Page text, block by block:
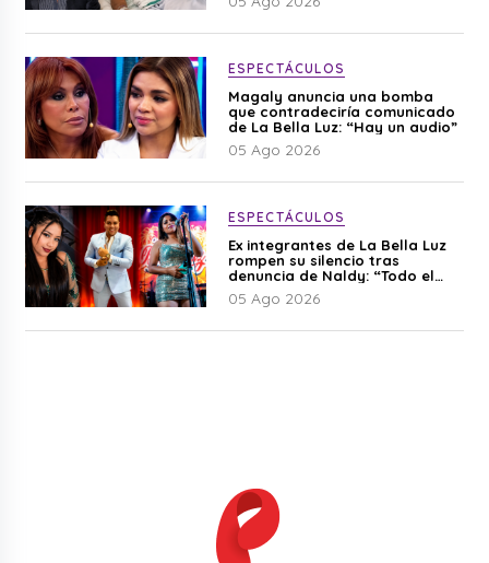
ESPECTÁCULOS
Magaly anuncia una bomba
que contradeciría comunicado
de La Bella Luz: “Hay un audio”
05 Ago 2026
ESPECTÁCULOS
Ex integrantes de La Bella Luz
rompen su silencio tras
denuncia de Naldy: “Todo el
mundo lo sabía”
05 Ago 2026